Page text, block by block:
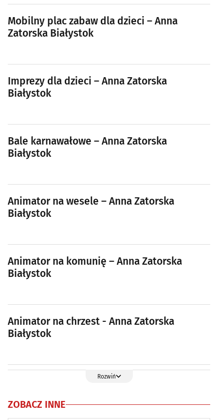
Mobilny plac zabaw dla dzieci – Anna
Zatorska Białystok
Imprezy dla dzieci – Anna Zatorska
Białystok
Bale karnawałowe – Anna Zatorska
Białystok
Animator na wesele – Anna Zatorska
Białystok
Animator na komunię – Anna Zatorska
Białystok
Animator na chrzest - Anna Zatorska
Białystok
Rozwiń
ZOBACZ INNE